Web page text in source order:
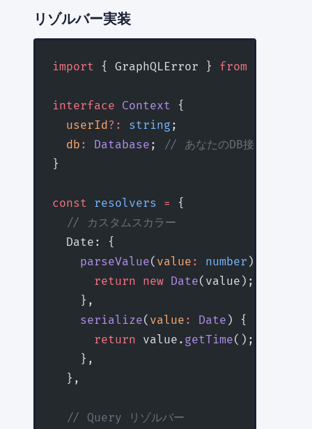
リゾルバー実装
import { GraphQLError } from
interface Context {
  userId
?: string ;
  db
: Database ; // あなたのDB接続
}
const resolvers = {
  // カスタムスカラー
  Date: {
    parseValue
( value : number ) {
      return
new Date(value);
    },
    serialize
( value : Date ) {
      return
value. getTime();
    },
  },
  // Query リゾルバー